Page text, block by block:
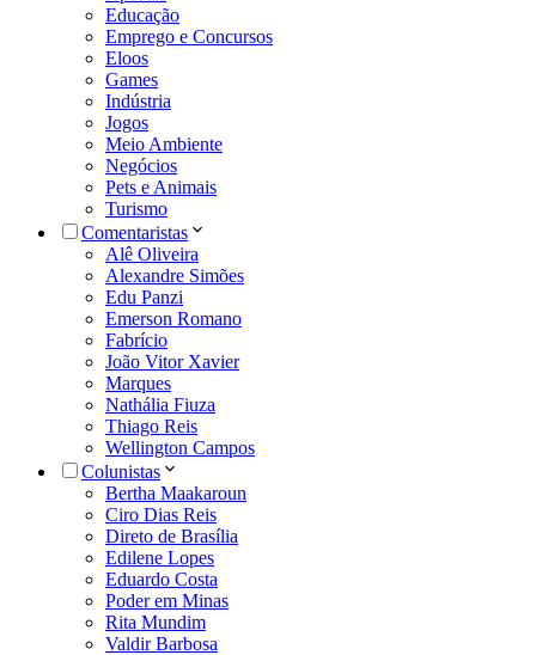
Educação
Emprego e Concursos
Eloos
Games
Indústria
Jogos
Meio Ambiente
Negócios
Pets e Animais
Turismo
Comentaristas
Alê Oliveira
Alexandre Simões
Edu Panzi
Emerson Romano
Fabrício
João Vitor Xavier
Marques
Nathália Fiuza
Thiago Reis
Wellington Campos
Colunistas
Bertha Maakaroun
Ciro Dias Reis
Direto de Brasília
Edilene Lopes
Eduardo Costa
Poder em Minas
Rita Mundim
Valdir Barbosa